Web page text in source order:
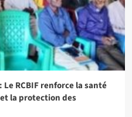
RCBIF renforce la santé
la protection des